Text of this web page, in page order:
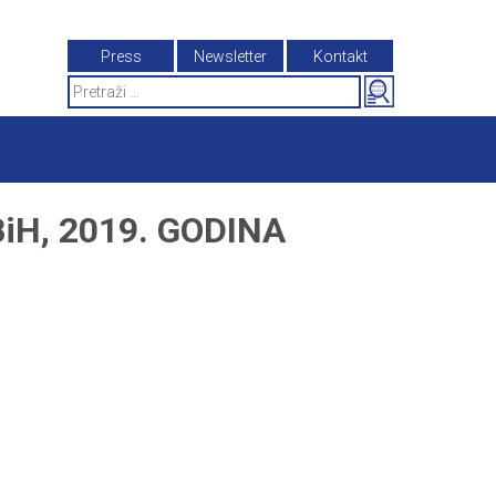
Press Newsletter
Kontakt
Search
for:
2019. GODINA